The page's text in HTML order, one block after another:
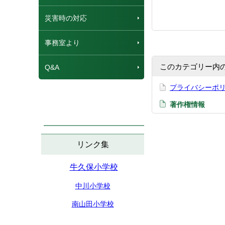
災害時の対応
事務室より
Q&A
リンク集
牛久保小学校
中川小学校
南山田小学校
このカテゴリー内
プライバシーポ
著作権情報